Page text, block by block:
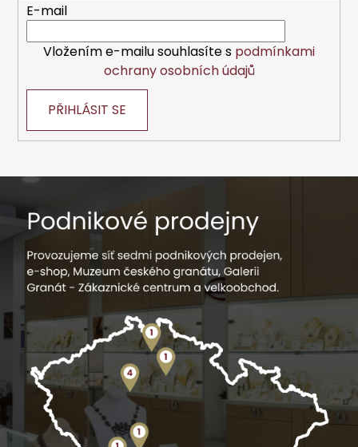
E-mail
Vložením e-mailu souhlasíte s podmínkami
ochrany osobních údajů
PŘIHLÁSIT SE